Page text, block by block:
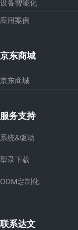
设备智能化
应用案例
京东商城
京东商城
服务支持
系统&驱动
型录下载
ODM定制化
联系达文